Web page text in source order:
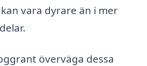
vara dyrare än i mer
överväga dessa